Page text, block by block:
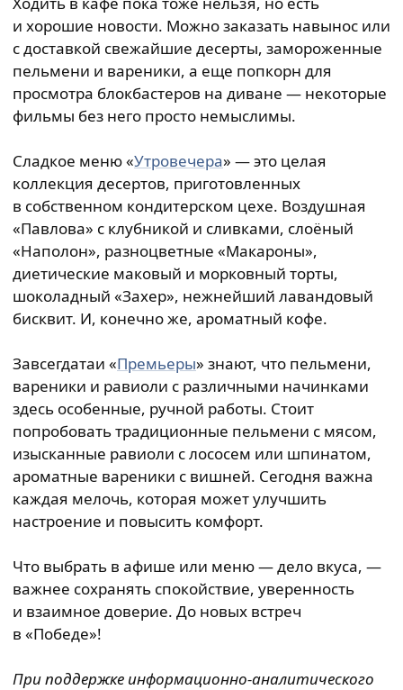
и хорошие новости. Можно заказать навынос или
с доставкой свежайшие десерты, замороженные
пельмени и вареники, а еще попкорн для
просмотра блокбастеров на диване — некоторые
фильмы без него просто немыслимы.
Сладкое меню «Утровечера» — это целая
коллекция десертов, приготовленных
в собственном кондитерском цехе. Воздушная
«Павлова» с клубникой и сливками, слоёный
«Наполон», разноцветные «Макароны»,
диетические маковый и морковный торты,
шоколадный «Захер», нежнейший лавандовый
бисквит. И, конечно же, ароматный кофе.
Завсегдатаи «Премьеры» знают, что пельмени,
вареники и равиоли с различными начинками
здесь особенные, ручной работы. Стоит
попробовать традиционные пельмени с мясом,
изысканные равиоли с лососем или шпинатом,
ароматные вареники с вишней. Сегодня важна
каждая мелочь, которая может улучшить
настроение и повысить комфорт.
Что выбрать в афише или меню — дело вкуса, —
важнее сохранять спокойствие, уверенность
и взаимное доверие. До новых встреч
в «Победе»!
При поддержке информационно-аналитического